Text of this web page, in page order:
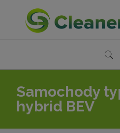
Samochody
hybrid BEV